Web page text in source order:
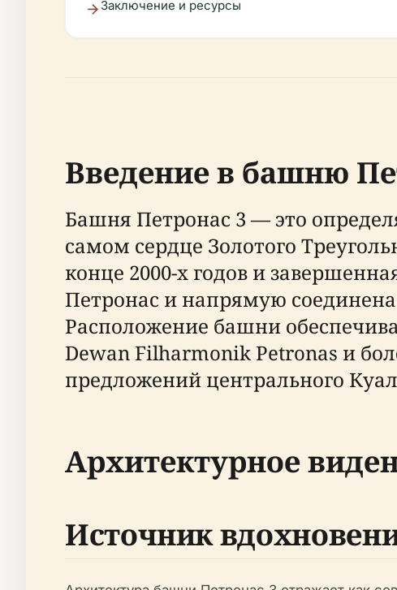
Заключение и ресурсы
Введение в башню
Башня Петронас 3 — это
самом сердце Золотого
конце 2000-х годов и
Петронас и напрямую
Расположение башни
Dewan Filharmonik Petronas и
предложений центрального
Архитектурное
Источник